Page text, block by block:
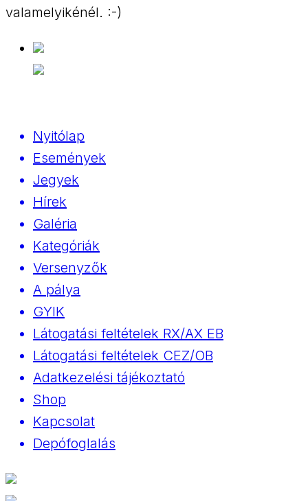
valamelyikénél. :-)
Nyitólap
Események
Jegyek
Hírek
Galéria
Kategóriák
Versenyzők
A pálya
GYIK
Látogatási feltételek RX/AX EB
Látogatási feltételek CEZ/OB
Adatkezelési tájékoztató
Shop
Kapcsolat
Depófoglalás